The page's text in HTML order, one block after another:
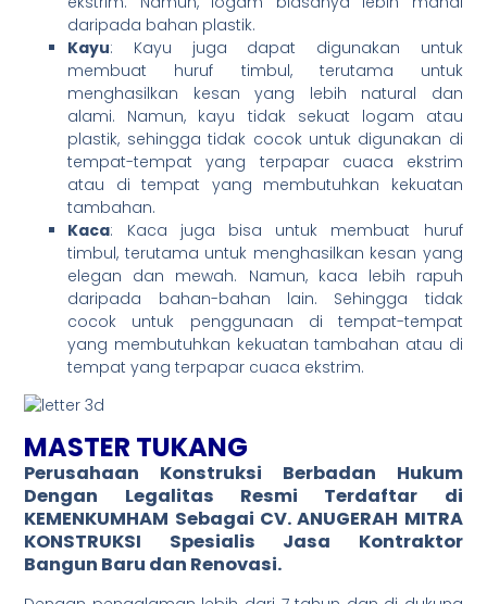
daripada bahan plastik.
Kayu: Kayu juga dapat digunakan untuk
membuat huruf timbul, terutama untuk
menghasilkan kesan yang lebih natural dan
alami. Namun, kayu tidak sekuat logam atau
plastik, sehingga tidak cocok untuk digunakan di
tempat-tempat yang terpapar cuaca ekstrim
atau di tempat yang membutuhkan kekuatan
tambahan.
Kaca: Kaca juga bisa untuk membuat huruf
timbul, terutama untuk menghasilkan kesan yang
elegan dan mewah. Namun, kaca lebih rapuh
daripada bahan-bahan lain. Sehingga tidak
cocok untuk penggunaan di tempat-tempat
yang membutuhkan kekuatan tambahan atau di
tempat yang terpapar cuaca ekstrim.
MASTER TUKANG
Perusahaan Konstruksi Berbadan Hukum
Dengan Legalitas Resmi Terdaftar di
KEMENKUMHAM Sebagai CV. ANUGERAH MITRA
KONSTRUKSI Spesialis Jasa Kontraktor
Bangun Baru dan Renovasi.